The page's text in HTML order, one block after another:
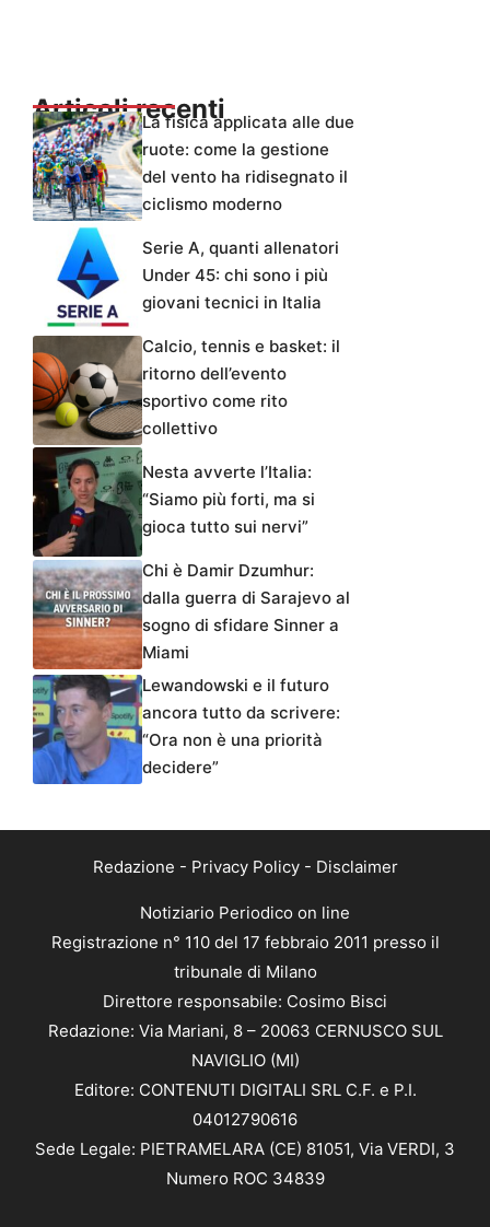
Articoli recentiLa fisica applicata alle due
ruote: come la gestione
del vento ha ridisegnato il
ciclismo moderno
Serie A, quanti allenatori
Under 45: chi sono i più
giovani tecnici in Italia
Calcio, tennis e basket: il
ritorno dell’evento
sportivo come rito
collettivo
Nesta avverte l’Italia:
“Siamo più forti, ma si
gioca tutto sui nervi”
Chi è Damir Dzumhur:
dalla guerra di Sarajevo al
sogno di sfidare Sinner a
Miami
Lewandowski e il futuro
ancora tutto da scrivere:
“Ora non è una priorità
decidere”
Redazione - Privacy Policy- Disclaimer
Notiziario Periodico on line
Registrazione n° 110 del 17 febbraio 2011 presso il
tribunale di Milano
Direttore responsabile: Cosimo Bisci
Redazione: Via Mariani, 8 – 20063 CERNUSCO SUL
NAVIGLIO (MI)
Editore: CONTENUTI DIGITALI SRL C.F. e P.I.
04012790616
Sede Legale: PIETRAMELARA (CE) 81051, Via VERDI, 3
Numero ROC 34839